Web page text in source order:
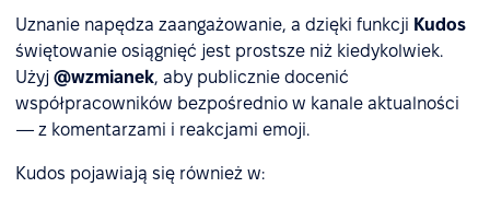
Uznanie napędza zaangażowanie, a dzięki funkcji Kudos
świętowanie osiągnięć jest prostsze niż kiedykolwiek.
Użyj @wzmianek, aby publicznie docenić
współpracowników bezpośrednio w kanale aktualności
— z komentarzami i reakcjami emoji.
Kudos pojawiają się również w: